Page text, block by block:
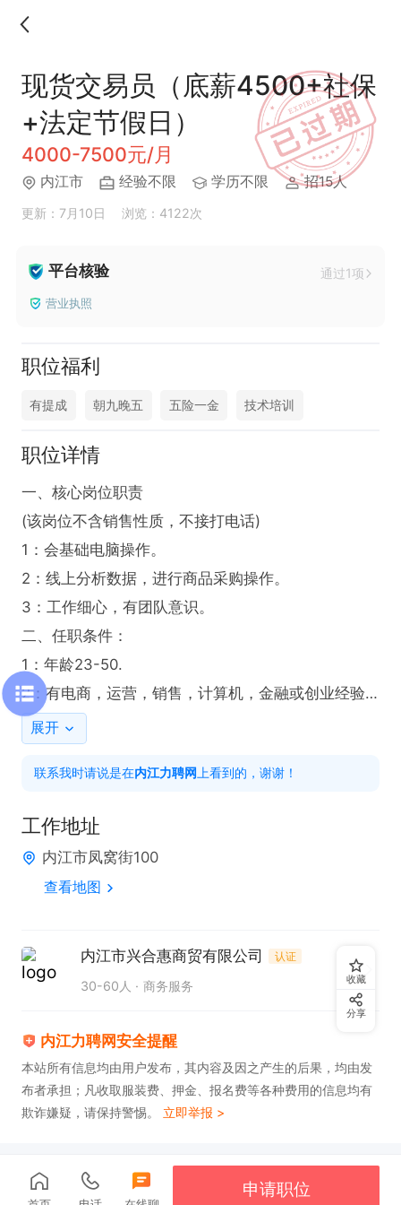
现货交易员（底薪4500+社保
+法定节假日）
4000-7500元/月
内江市 经验不限 学历不限 招15人
更新：7月10日 浏览：4122次
平台核验 通过1项
营业执照
职位福利
有提成 朝九晚五 五险一金 技术培训
职位详情
一、核心岗位职责
(该岗位不含销售性质，不接打电话)
1：会基础电脑操作。
2：线上分析数据，进行商品采购操作。
3：工作细心，有团队意识。
二、任职条件：
1：年龄23-50.
2：有电商，运营，销售，计算机，金融或创业经验
者优先。
三、工作时间:
四、薪资待遇:
底薪4500+绩效+奖金+五险
电话联系请直接说是在力聘网上看到的！
展开
联系我时请说是在内江力聘网 上看到的，谢谢！
工作地址
内江市凤窝街100
查看地图
内江市兴合惠商贸有限公司 认证
30-60人 商务服务
内江力聘网安全提醒
本站所有信息均由用户发布，其内容及因之产生的后果，均由发
布者承担；凡收取服装费、押金、报名费等各种费用的信息均有
欺诈嫌疑，请保持警惕。 立即举报 >
收藏
分享
申请职位